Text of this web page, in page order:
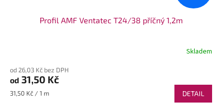
Profil AMF Ventatec T24/38 příčný 1,2m
Skladem
od 26,03 Kč bez DPH
od 31,50 Kč
Měrná
31,50 Kč / 1 m DETAIL